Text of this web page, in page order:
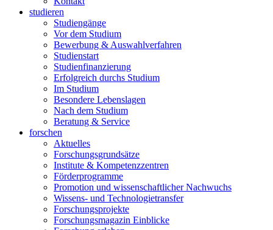
studieren
Studiengänge
Vor dem Studium
Bewerbung & Auswahlverfahren
Studienstart
Studienfinanzierung
Erfolgreich durchs Studium
Im Studium
Besondere Lebenslagen
Nach dem Studium
Beratung & Service
forschen
Aktuelles
Forschungsgrundsätze
Institute & Kompetenzzentren
Förderprogramme
Promotion und wissenschaftlicher Nachwuchs
Wissens- und Technologietransfer
Forschungsprojekte
Forschungsmagazin Einblicke